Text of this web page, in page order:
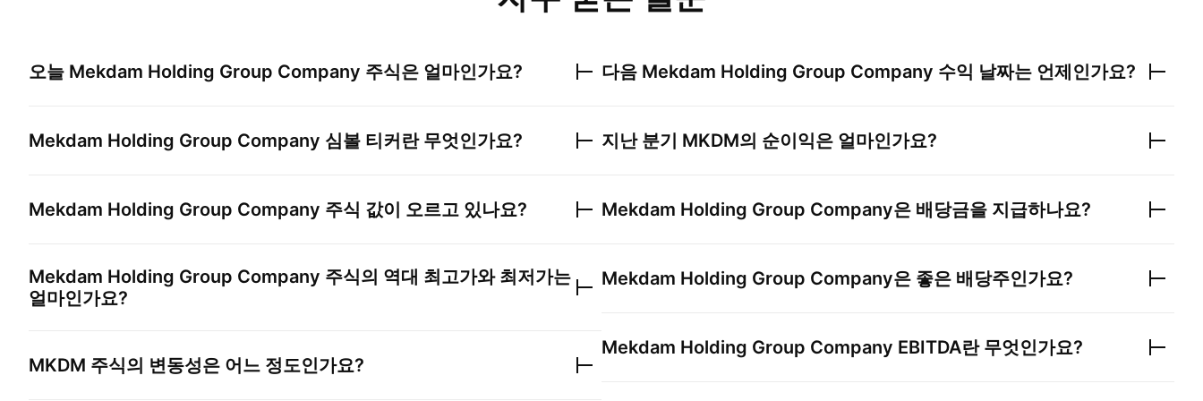
오늘 Mekdam Holding Group Company 주식은 얼마인가요?
Mekdam Holding Group Company 심볼 티커란 무엇인가요?
Mekdam Holding Group Company 주식 값이 오르고 있나요?
Mekdam Holding Group Company 주식의 역대 최고가와 최저가는
얼마인가요?
MKDM 주식의 변동성은 어느 정도인가요?
다음 Mekdam Holding Group Company 수익 날짜는 언제인가요?
지난 분기 MKDM의 순이익은 얼마인가요?
Mekdam Holding Group Company은 배당금을 지급하나요?
Mekdam Holding Group Company은 좋은 배당주인가요?
Mekdam Holding Group Company EBITDA란 무엇인가요?